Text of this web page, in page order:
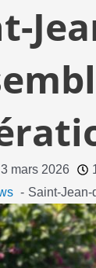
3 mars 2026
Saint-Jean-